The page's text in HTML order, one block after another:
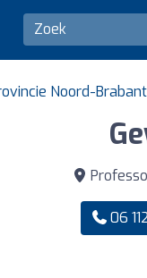
Noord-Brabant
06